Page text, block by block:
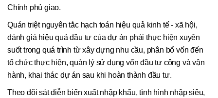
Chính phủ giao.
Quán triệt nguyên tắc hạch toán hiệu quả kinh tế - xã hội,
đánh giá hiệu quả đầu tư của dự án phải thực hiện xuyên
suốt trong quá trình từ xây dựng nhu cầu, phân bổ vốn đến
tổ chức thực hiện, quản lý sử dụng vốn đầu tư công và vận
hành, khai thác dự án sau khi hoàn thành đầu tư.
Theo dõi sát diễn biến xuất nhập khẩu, tình hình nhập siêu,